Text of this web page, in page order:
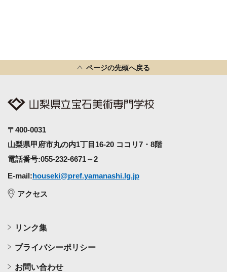
ページの先頭へ戻る
〒400-0031
山梨県甲府市丸の内1丁目16-20 ココリ7・8階
電話番号:055-232-6671～2
E-mail:houseki@pref.yamanashi.lg.jp
アクセス
リンク集
プライバシーポリシー
お問い合わせ